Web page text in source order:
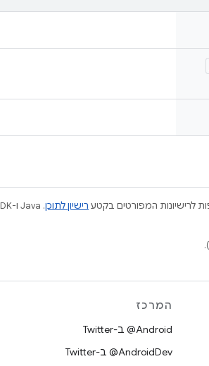
לרישיונות המפורטים בקטע רישיון לתוכן
המרכז
‎@Android ב-Twitter
‎@AndroidDev ב-Twitter